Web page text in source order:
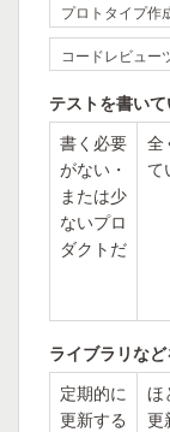
プロトタイプ作
コードレビュー
テストを書い
書く必要
がない・
または少
ないプロ
ダクトだ
全
て
ライブラリな
定期的に
更新する
ほ
更